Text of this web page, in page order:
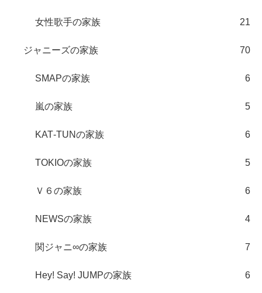
女性歌手の家族 21
ジャニーズの家族 70
SMAPの家族 6
嵐の家族 5
KAT‐TUNの家族 6
TOKIOの家族 5
Ｖ６の家族 6
NEWSの家族 4
関ジャニ∞の家族 7
Hey! Say! JUMPの家族 6